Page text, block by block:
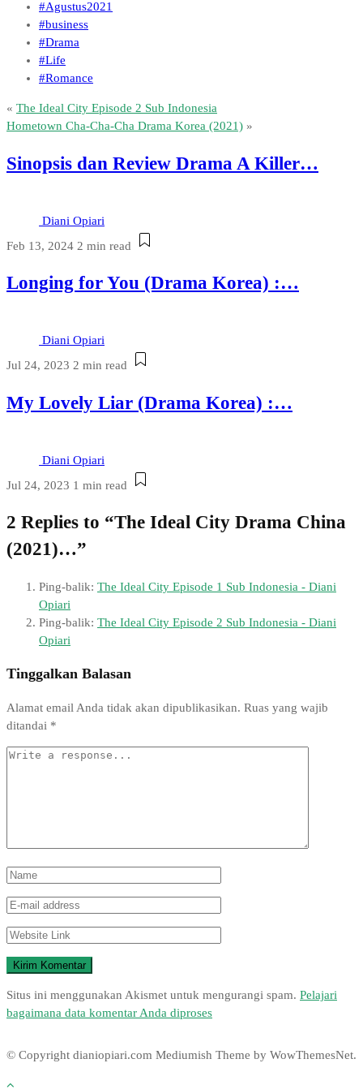
#Agustus2021
#business
#Drama
#Life
#Romance
« The Ideal City Episode 2 Sub Indonesia
Hometown Cha-Cha-Cha Drama Korea (2021) »
Sinopsis dan Review Drama A Killer…
Diani Opiari
Feb 13, 2024 2 min read
Longing for You (Drama Korea) :…
Diani Opiari
Jul 24, 2023 2 min read
My Lovely Liar (Drama Korea) :…
Diani Opiari
Jul 24, 2023 1 min read
2 Replies to “The Ideal City Drama China
(2021)…”
Ping-balik: The Ideal City Episode 1 Sub Indonesia - Diani
Opiari
Ping-balik: The Ideal City Episode 2 Sub Indonesia - Diani
Opiari
Tinggalkan Balasan
Alamat email Anda tidak akan dipublikasikan. Ruas yang wajib
ditandai *
Situs ini menggunakan Akismet untuk mengurangi spam. Pelajari
bagaimana data komentar Anda diproses
© Copyright dianiopiari.com Mediumish Theme by WowThemesNet.